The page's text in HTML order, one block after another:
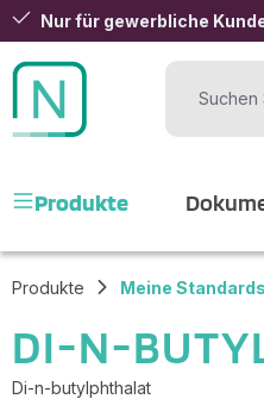
Hauptinhalt springen
Zur Suche springen
Zur Hauptnavigation
Nur für gewerbliche
Produkte
Produkte Meine Standards
DI-N-
Di-n-butylphthalat